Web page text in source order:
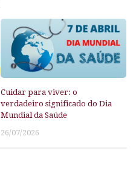
Cuidar para viver: o
verdadeiro significado do Dia
Mundial da Saúde
26/07/2026